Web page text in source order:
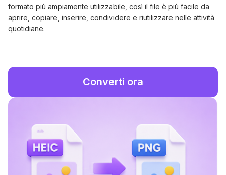
formato più ampiamente utilizzabile, così il file è più facile da
aprire, copiare, inserire, condividere e riutilizzare nelle attività
quotidiane.
Converti ora